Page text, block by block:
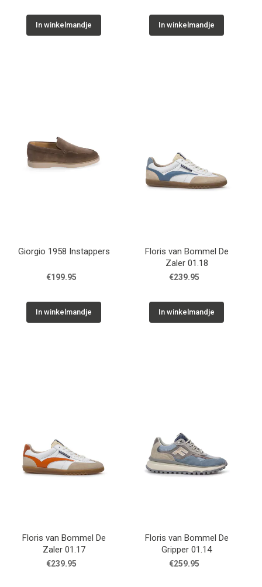
In winkelmandje In winkelmandje
Giorgio 1958 Instappers
€199.95
In winkelmandje
Floris van Bommel De
Zaler 01.18
€239.95
In winkelmandje
Floris van Bommel De
Zaler 01.17
€239.95
Floris van Bommel De
Gripper 01.14
€259.95